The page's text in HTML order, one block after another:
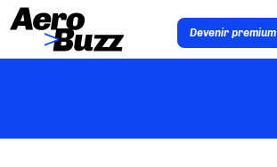
Devenir premium